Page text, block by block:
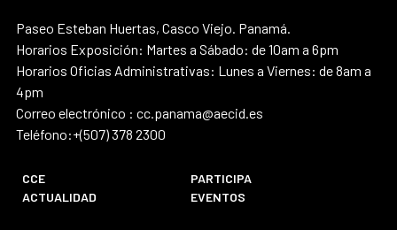
Paseo Esteban Huertas, Casco Viejo. Panamá.
Horarios Exposición: Martes a Sábado: de 10am a 6pm
Horarios Oficias Administrativas: Lunes a Viernes: de 8am a
4pm
Correo electrónico : cc.panama@aecid.es
Teléfono:+(507) 378 2300
CCE
PARTICIPA
ACTUALIDAD
EVENTOS